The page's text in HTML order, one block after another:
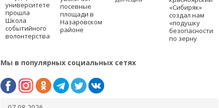
университете
прошла
Школа
событийного
волонтерства
посевные
площади в
Назаровском
районе
«Сибиряк»
создал нам
«подушку
безопасности»
по зерну
Мы в популярных социальных сетях